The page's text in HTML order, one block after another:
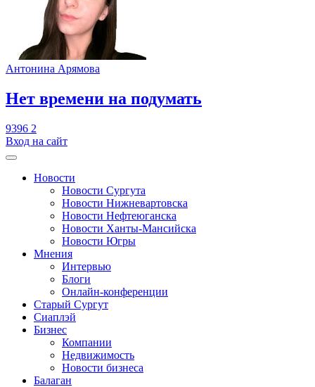
Антонина Арямова
​Нет времени на подумать
9396 2
Вход на сайт
Новости
Новости Сургута
Новости Нижневартовска
Новости Нефтеюганска
Новости Ханты-Мансийска
Новости Югры
Мнения
Интервью
Блоги
Онлайн-конференции
Старый Сургут
Сиаплэй
Бизнес
Компании
Недвижимость
Новости бизнеса
Балаган